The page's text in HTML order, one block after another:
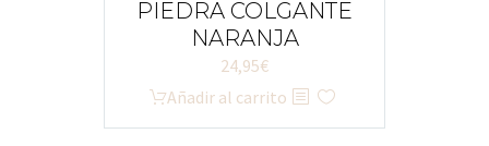
PIEDRA COLGANTE
NARANJA
24,95€
Añadir al carrito